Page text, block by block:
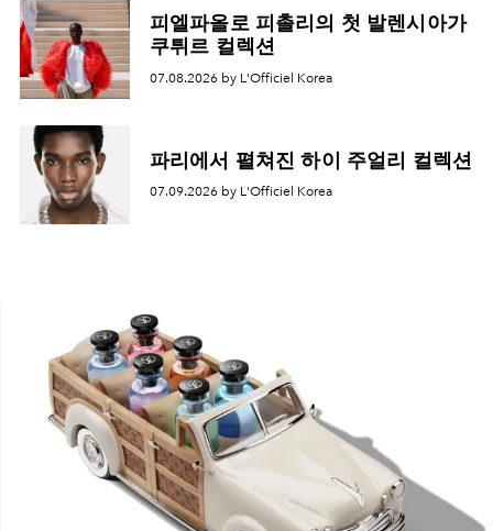
피엘파올로 피촐리의 첫 발렌시아가
쿠튀르 컬렉션
07.08.2026 by L'Officiel Korea
파리에서 펼쳐진 하이 주얼리 컬렉션
07.09.2026 by L'Officiel Korea